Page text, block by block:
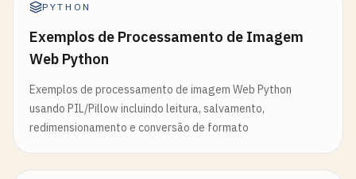
PYTHON
Exemplos de Processamento de Imagem
Web Python
Exemplos de processamento de imagem Web Python
usando PIL/Pillow incluindo leitura, salvamento,
redimensionamento e conversão de formato